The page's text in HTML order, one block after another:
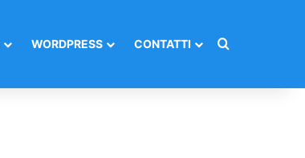
WORDPRESS CONTATTI Cerca per